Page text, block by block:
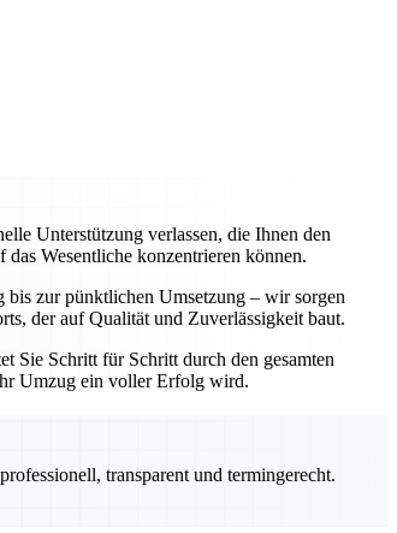
Unterstützung verlassen, die Ihnen den
Wesentliche konzentrieren können.
bis zur pünktlichen Umsetzung – wir sorgen
der auf Qualität und Zuverlässigkeit baut.
Sie Schritt für Schritt durch den gesamten
Umzug ein voller Erfolg wird.
transparent und termingerecht.